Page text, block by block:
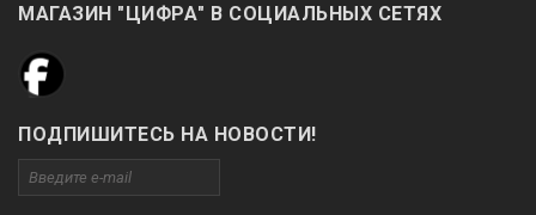
МАГАЗИН "ЦИФРА" В СОЦИАЛЬНЫХ СЕТЯХ
ПОДПИШИТЕСЬ НА НОВОСТИ!